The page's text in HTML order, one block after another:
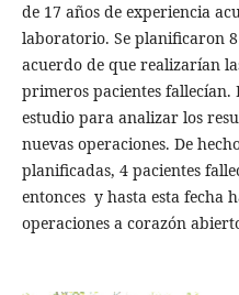
de 17 años de experiencia
laboratorio. Se planificaron
acuerdo de que realizarían
primeros pacientes fallecían.
estudio para analizar los
nuevas operaciones. De
planificadas, 4 pacientes
entonces y hasta esta fecha
operaciones a corazón